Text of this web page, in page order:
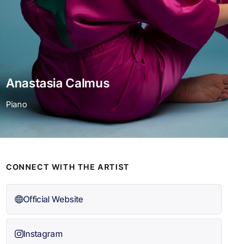
Anastasia Calmus
Piano
CONNECT WITH THE ARTIST
Official Website
Instagram